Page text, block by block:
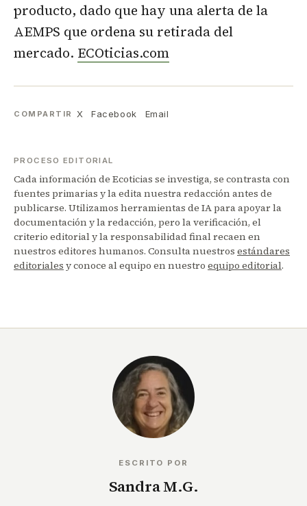
producto, dado que hay una alerta de la
AEMPS que ordena su retirada del
mercado. ECOticias.com
COMPARTIR X Facebook Email
PROCESO EDITORIAL
Cada información de Ecoticias se investiga, se contrasta con
fuentes primarias y la edita nuestra redacción antes de
publicarse. Utilizamos herramientas de IA para apoyar la
documentación y la redacción, pero la verificación, el
criterio editorial y la responsabilidad final recaen en
nuestros editores humanos. Consulta nuestros estándares
editoriales y conoce al equipo en nuestro equipo editorial.
ESCRITO POR
Sandra M.G.